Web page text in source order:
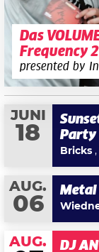
Das
Frequency
presented by
JUNI
18
Party
Bricks
AUG.
06
Metal
AUG. DJ